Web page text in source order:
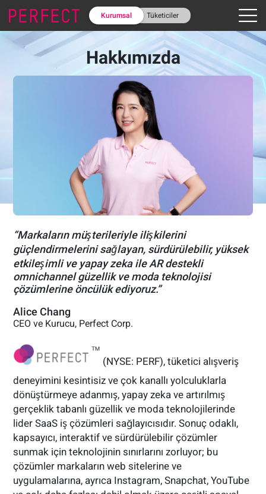
Kurumsal Tüketiciler
Hakkımızda
(NYSE: PERF), tüketici alışveriş
deneyimini kesintisiz ve çok kanallı yolculuklarla
dönüştürmeye adanmış, yapay zeka ve artırılmış
gerçeklik tabanlı güzellik ve moda teknolojilerinde
lider SaaS iş çözümleri sağlayıcısıdır. Sonuç odaklı,
kapsayıcı, interaktif ve sürdürülebilir çözümler
sunmak için teknolojinin sınırlarını zorluyor; bu
çözümler markaların web sitelerine ve
uygulamalarına, ayrıca Instagram, Snapchat, YouTube
“Markaların müşterileriyle ilişkilerini
güçlendirmelerini sağlayan, sürdürülebilir, yüksek
etkileşimli ve yapay zeka ile AR destekli
omnichannel güzellik ve moda teknolojisi
çözümlerine öncülük ediyoruz.”
Alice Chang
CEO ve Kurucu, Perfect Corp.